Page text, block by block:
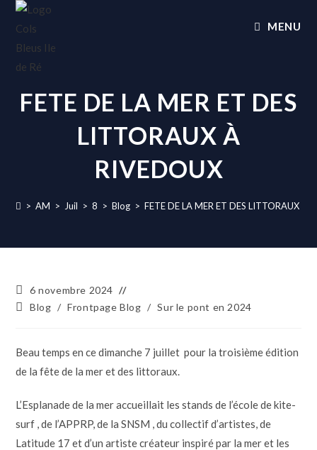
MENU
FETE DE LA MER ET DES
LITTORAUX À
RIVEDOUX
> AM > Juil > 8 > Blog > FETE DE LA MER ET DES LITTORAUX À
6 novembre 2024
Blog / Frontpage Blog / Sur le pont en 2024
Beau temps en ce dimanche 7 juillet pour la troisième édition
de la fête de la mer et des littoraux.
L’Esplanade de la mer accueillait les stands de l’école de kite-
surf , de l’APPRP, de la SNSM , du collectif d’artistes, de
Latitude 17 et d’un artiste créateur inspiré par la mer et les